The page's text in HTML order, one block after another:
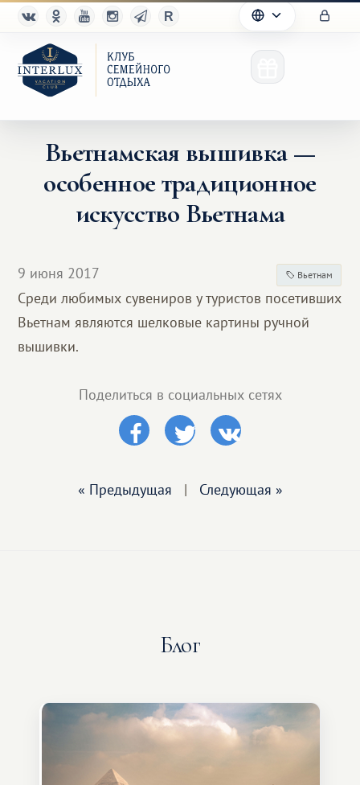
Клуб
Преимущества
Партнерам
Благотворительность
Вьетнамская вышивка —
особенное традиционное
искусство Вьетнама
9 июня 2017 Вьетнам
Среди любимых сувениров у туристов посетивших
Вьетнам являются шелковые картины ручной
вышивки.
Поделиться в социальных сетях
« Предыдущая | Следующая »
Блог